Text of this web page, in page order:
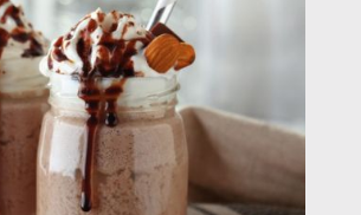
Par conséquent, tous les
tout, il y a notre fin cacao Arriba
petits agriculteurs biodynamiques qui
de pesticides.